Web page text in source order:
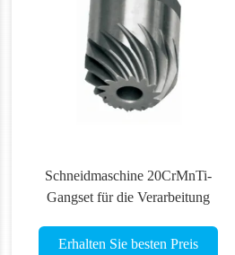
Schneidmaschine 20CrMnTi-
Gangset für die Verarbeitung
Erhalten Sie besten Preis